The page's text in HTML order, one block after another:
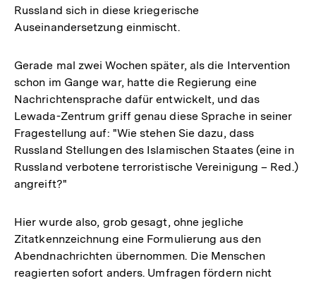
Russland sich in diese kriegerische
Auseinandersetzung einmischt.
Gerade mal zwei Wochen später, als die Intervention
schon im Gange war, hatte die Regierung eine
Nachrichtensprache dafür entwickelt, und das
Lewada-Zentrum griff genau diese Sprache in seiner
Fragestellung auf: "Wie stehen Sie dazu, dass
Russland Stellungen des Islamischen Staates (eine in
Russland verbotene terroristische Vereinigung – Red.)
angreift?"
Hier wurde also, grob gesagt, ohne jegliche
Zitatkennzeichnung eine Formulierung aus den
Abendnachrichten übernommen. Die Menschen
reagierten sofort anders. Umfragen fördern nicht